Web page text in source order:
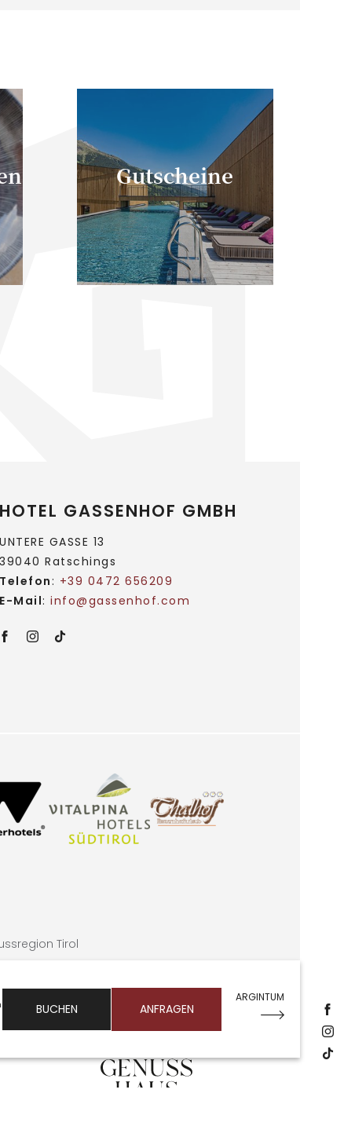
BUCHEN ANFRAGEN
ARGINTUM
Gutscheine
HOTEL GASSENHOF GMBH
UNTERE GASSE 13
39040 Ratschings
Telefon: +39 0472 656209
E-Mail: info@gassenhof.com
Tirol